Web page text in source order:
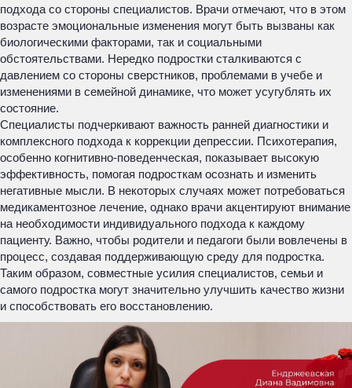
подхода со стороны специалистов. Врачи отмечают, что в этом
возрасте эмоциональные изменения могут быть вызваны как
биологическими факторами, так и социальными
обстоятельствами. Нередко подростки сталкиваются с
давлением со стороны сверстников, проблемами в учебе и
изменениями в семейной динамике, что может усугублять их
состояние.
Специалисты подчеркивают важность ранней диагностики и
комплексного подхода к коррекции депрессии. Психотерапия,
особенно когнитивно-поведенческая, показывает высокую
эффективность, помогая подросткам осознать и изменить
негативные мысли. В некоторых случаях может потребоваться
медикаментозное лечение, однако врачи акцентируют внимание
на необходимости индивидуального подхода к каждому
пациенту. Важно, чтобы родители и педагоги были вовлечены в
процесс, создавая поддерживающую среду для подростка.
Таким образом, совместные усилия специалистов, семьи и
самого подростка могут значительно улучшить качество жизни
и способствовать его восстановлению.